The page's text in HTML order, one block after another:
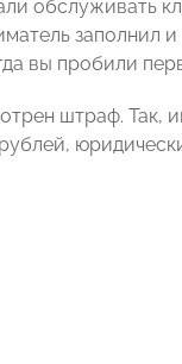
обслуживать
заполнил
вы пробили
штраф. Так,